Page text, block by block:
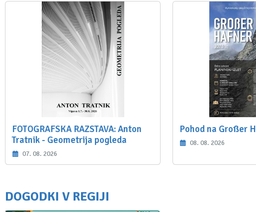
FOTOGRAFSKA RAZSTAVA: Anton
Tratnik - Geometrija pogleda
07. 08. 2026
Pohod na Großer
08. 08. 2026
DOGODKI V REGIJI